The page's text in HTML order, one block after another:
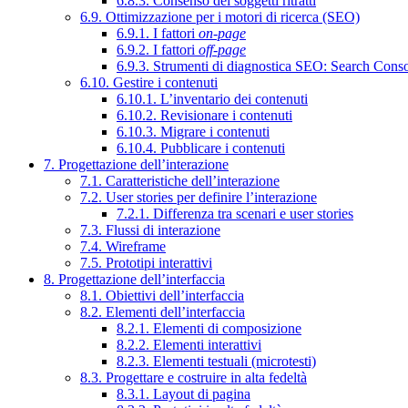
6.9. Ottimizzazione per i motori di ricerca (SEO)
6.9.1. I fattori on-page
6.9.2. I fattori off-page
6.9.3. Strumenti di diagnostica SEO: Search
6.10. Gestire i contenuti
6.10.1. L’inventario dei contenuti
6.10.2. Revisionare i contenuti
6.10.3. Migrare i contenuti
6.10.4. Pubblicare i contenuti
7. Progettazione dell’interazione
7.1. Caratteristiche dell’interazione
7.2. User stories per definire l’interazione
7.2.1. Differenza tra scenari e user stories
7.3. Flussi di interazione
7.4. Wireframe
7.5. Prototipi interattivi
8. Progettazione dell’interfaccia
8.1. Obiettivi dell’interfaccia
8.2. Elementi dell’interfaccia
8.2.1. Elementi di composizione
8.2.2. Elementi interattivi
8.2.3. Elementi testuali (microtesti)
8.3. Progettare e costruire in alta fedeltà
8.3.1. Layout di pagina